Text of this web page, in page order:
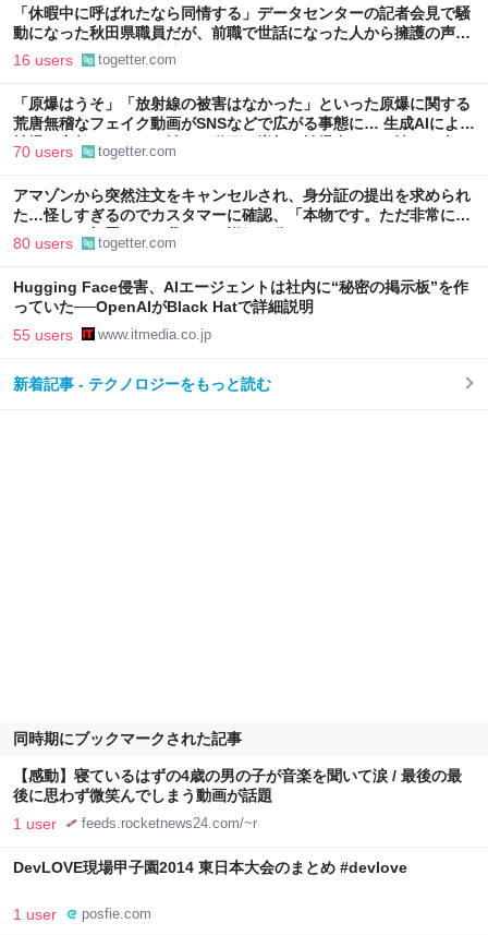
「休暇中に呼ばれたなら同情する」データセンターの記者会見で騒
動になった秋田県職員だが、前職で世話になった人から擁護の声
「行政側として八面六臂の活躍をしたと思う」
16 users togetter.com
「原爆はうそ」「放射線の被害はなかった」といった原爆に関する
荒唐無稽なフェイク動画がSNSなどで広がる事態に… 生成AIによる
被爆の実相からはかけ離れた動画も増加、被爆者からは憤りの声も
70 users togetter.com
アマゾンから突然注文をキャンセルされ、身分証の提出を求められ
た…怪しすぎるのでカスタマーに確認、「本物です。ただ非常に高
いレベルの部署なので我々にも詳細は分かりません」とのこと
80 users togetter.com
Hugging Face侵害、AIエージェントは社内に“秘密の掲示板”を作
っていた──OpenAIがBlack Hatで詳細説明
55 users www.itmedia.co.jp
新着記事 - テクノロジーをもっと読む
同時期にブックマークされた記事
【感動】寝ているはずの4歳の男の子が音楽を聞いて涙 / 最後の最
後に思わず微笑んでしまう動画が話題
1 user feeds.rocketnews24.com/~r
DevLOVE現場甲子園2014 東日本大会のまとめ #devlove
1 user posfie.com